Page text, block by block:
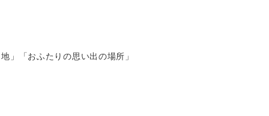
」「おふたりの思い出の場所」